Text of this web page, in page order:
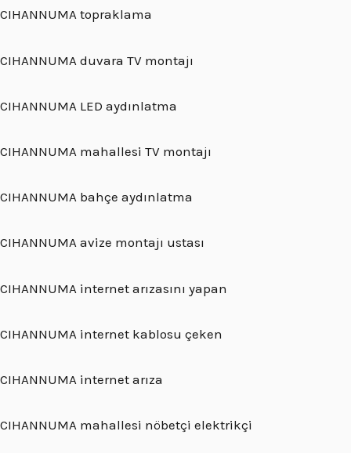
CIHANNUMA topraklama
CIHANNUMA duvara TV montajı
CIHANNUMA LED aydınlatma
CIHANNUMA mahallesi TV montajı
CIHANNUMA bahçe aydınlatma
CIHANNUMA avize montajı ustası
CIHANNUMA internet arızasını yapan
CIHANNUMA internet kablosu çeken
CIHANNUMA internet arıza
CIHANNUMA mahallesi nöbetçi elektrikçi